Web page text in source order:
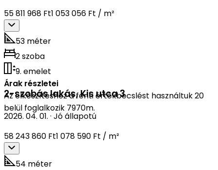
55 811 968 Ft1 053 056 Ft / m²
53 méter
2 szoba
9. emelet
Árak részletei
Az elkészítéshez a fenti értékbecslést használtuk 20
belül foglalkozik 7970m.
2-szobás lakás,Kis utca 3
2026. 04. 01. · Jó állapotú
58 243 860 Ft1 078 590 Ft / m²
54 méter